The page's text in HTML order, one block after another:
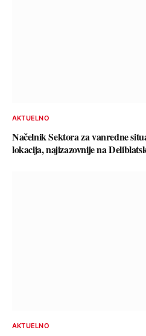
AKTUELNO
Načelnik Sektora za vanredne
lokacija, najizazovnije na
AKTUELNO